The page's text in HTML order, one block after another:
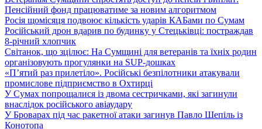
Пенсійний фонд працюватиме за новим алгоритмом
Росія щомісяця подвоює кількість ударів КАБами по Сумам
Російський дрон вдарив по будинку у Стецьківці: постраждав
8-річний хлопчик
Світанок, що зцілює: На Сумщині для ветеранів та їхніх родин
організовують прогулянки на SUP-дошках
«П’ятий раз прилетіло». Російські безпілотники атакували
промислове підприємство в Охтирці
У Сумах попрощалися із двома сестричками, які загинули
внаслідок російського авіаудару
У Броварах під час ракетної атаки загинув Павло Шепіль із
Конотопа